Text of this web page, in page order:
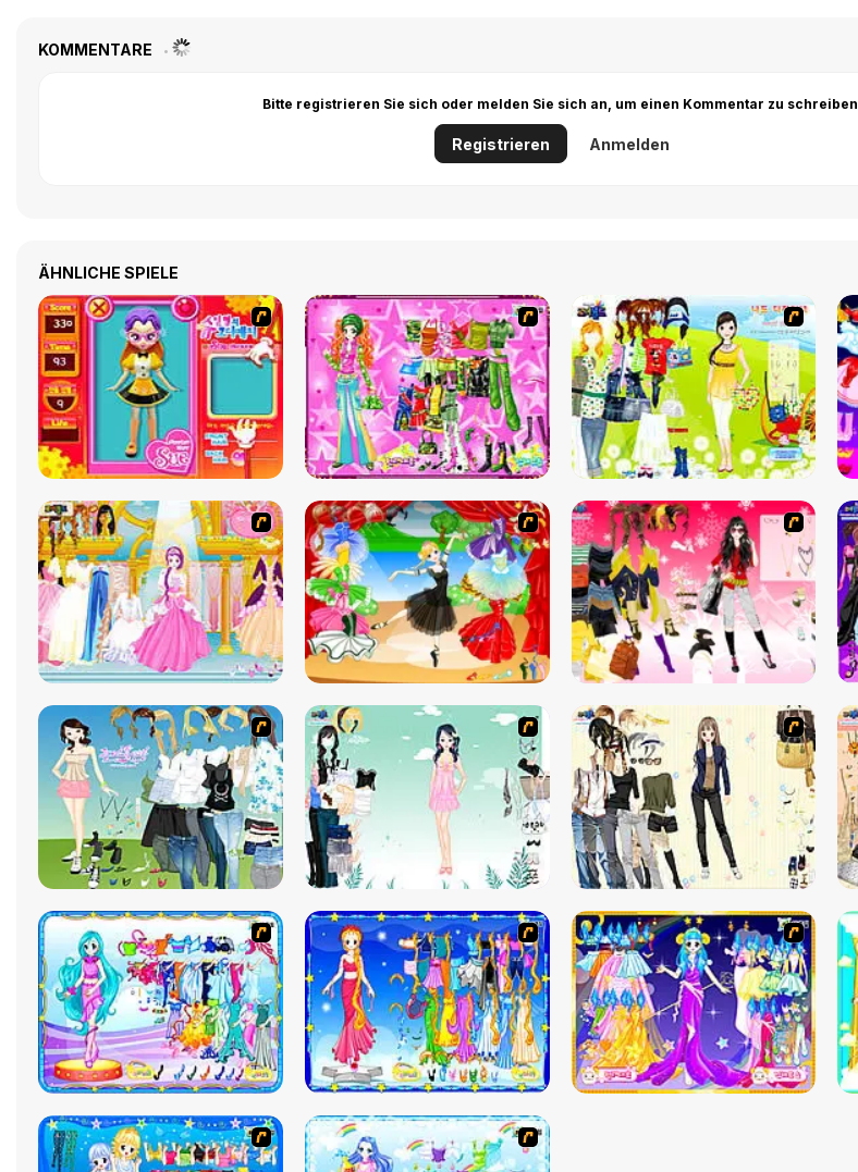
KOMMENTARE
Bitte registrieren Sie sich oder melden Sie sich an, um einen Kommentar zu schreiben
Registrieren Anmelden
ÄHNLICHE SPIELE